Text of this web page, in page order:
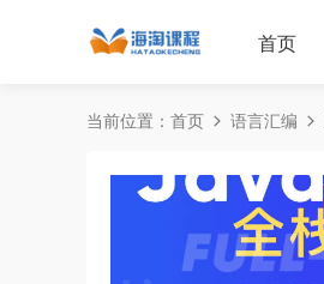
首页
当前位置： 首页 语言汇编